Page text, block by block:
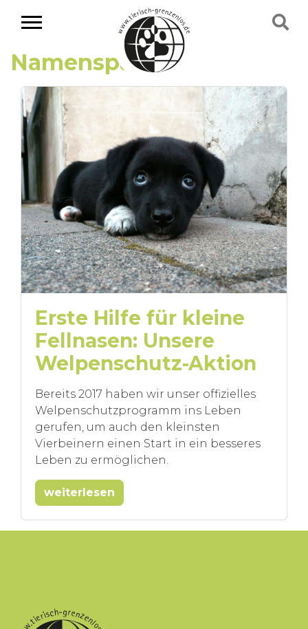
Namenspate
Erste Hilfe für kleine
Fellnasen: Unsere
Welpenschutz-Aktion
Bereits 2017 haben wir unser offizielles
Welpenschutzprogramm ins Leben
gerufen, um auch den kleinsten
Vierbeinern einen Start in ein besseres
Leben zu ermöglichen.
weiterlesen